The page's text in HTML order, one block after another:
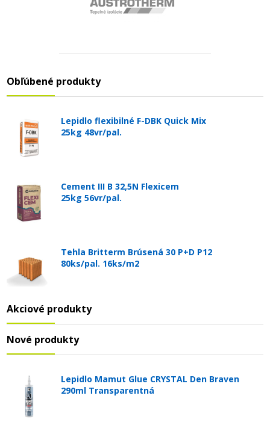
Obľúbené produkty
Lepidlo flexibilné F-DBK Quick Mix
25kg 48vr/pal.
Cement III B 32,5N Flexicem
25kg 56vr/pal.
Tehla Britterm Brúsená 30 P+D P12
80ks/pal. 16ks/m2
Akciové produkty
Nové produkty
Lepidlo Mamut Glue CRYSTAL Den Braven
290ml Transparentná